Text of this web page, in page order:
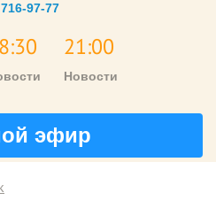
97-77
21:00
Новости
эфир